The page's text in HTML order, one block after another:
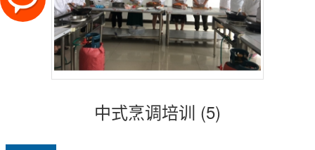
中式烹调培训 (5)